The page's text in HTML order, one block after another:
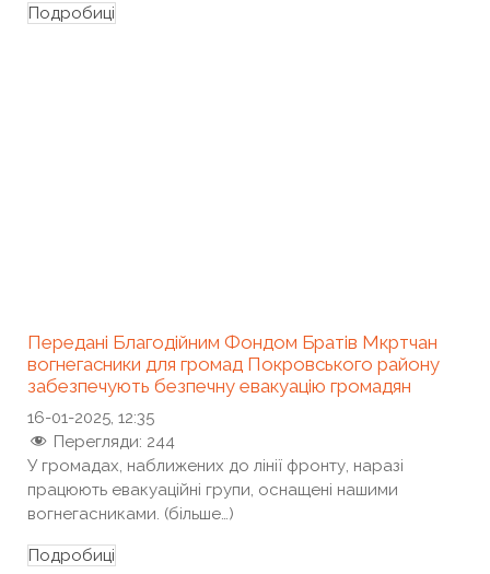
Подробиці
Передані Благодійним Фондом Братів Мкртчан
вогнегасники для громад Покровського району
забезпечують безпечну евакуацію громадян
16-01-2025, 12:35
Перегляди: 244
У громадах, наближених до лінії фронту, наразі
працюють евакуаційні групи, оснащені нашими
вогнегасниками. (більше…)
Подробиці